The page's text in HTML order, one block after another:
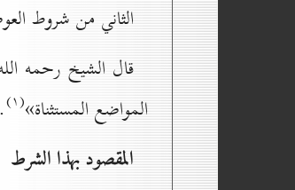
الثاني من شروط
قال الشيخ رحمه
المواضع المستثناة»(۱) .
المقصود بهذا الشرط